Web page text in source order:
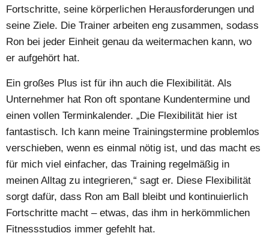
Fortschritte, seine körperlichen Herausforderungen und
seine Ziele. Die Trainer arbeiten eng zusammen, sodass
Ron bei jeder Einheit genau da weitermachen kann, wo
er aufgehört hat.
Ein großes Plus ist für ihn auch die Flexibilität. Als
Unternehmer hat Ron oft spontane Kundentermine und
einen vollen Terminkalender. „Die Flexibilität hier ist
fantastisch. Ich kann meine Trainingstermine problemlos
verschieben, wenn es einmal nötig ist, und das macht es
für mich viel einfacher, das Training regelmäßig in
meinen Alltag zu integrieren,“ sagt er. Diese Flexibilität
sorgt dafür, dass Ron am Ball bleibt und kontinuierlich
Fortschritte macht – etwas, das ihm in herkömmlichen
Fitnessstudios immer gefehlt hat.